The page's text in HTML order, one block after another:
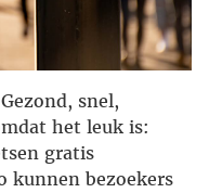
snel,
het leuk is:
gratis
kunnen bezoekers